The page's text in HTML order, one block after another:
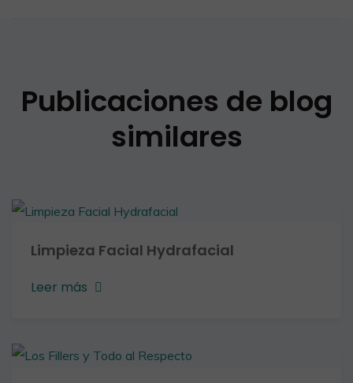
Publicaciones de blog
similares
Limpieza Facial Hydrafacial
Leer más